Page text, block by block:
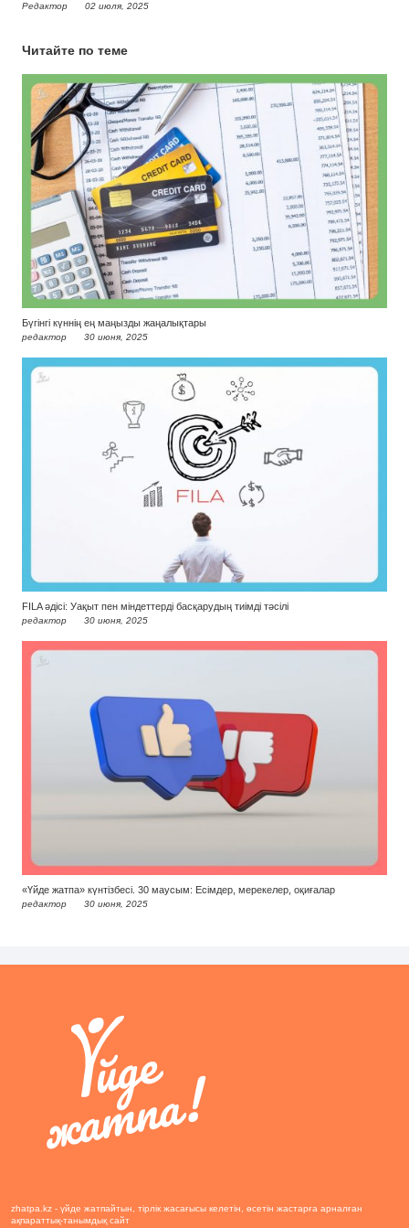
Редактор 02 июля, 2025
Читайте по теме
Бүгінгі күннің ең маңызды жаңалықтары
редактор 30 июня, 2025
FILA әдісі: Уақыт пен міндеттерді басқарудың тиімді тәсілі
редактор 30 июня, 2025
«Үйде жатпа» күнтізбесі. 30 маусым: Есімдер, мерекелер, оқиғалар
редактор 30 июня, 2025
zhatpa.kz - үйде жатпайтын, тірлік жасағысы келетін, өсетін жастарға арналған
ақпараттық-танымдық сайт